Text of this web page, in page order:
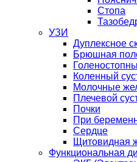
Стопа
УЗИ
Дуплексное
Брюшная
Коленный
Молочные
Плечевой
Почки
При
Сердце
Щитовидная
Функциональная